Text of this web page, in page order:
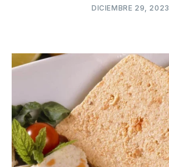
DICIEMBRE 29, 2023